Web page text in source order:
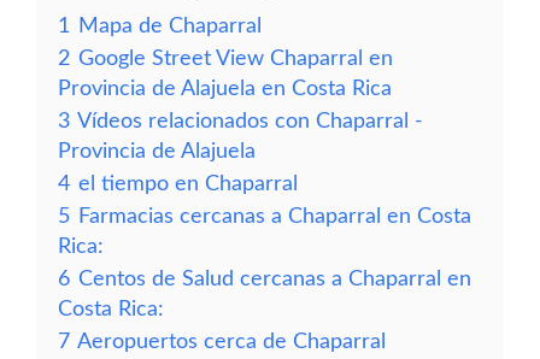
1
Mapa de Chaparral
2 Google Street View Chaparral en
Provincia de Alajuela en Costa Rica
3 Vídeos relacionados con Chaparral -
Provincia de Alajuela
4 el tiempo en Chaparral
5 Farmacias cercanas a Chaparral en Costa
Rica:
6 Centos de Salud cercanas a Chaparral en
Costa Rica:
7 Aeropuertos cerca de Chaparral